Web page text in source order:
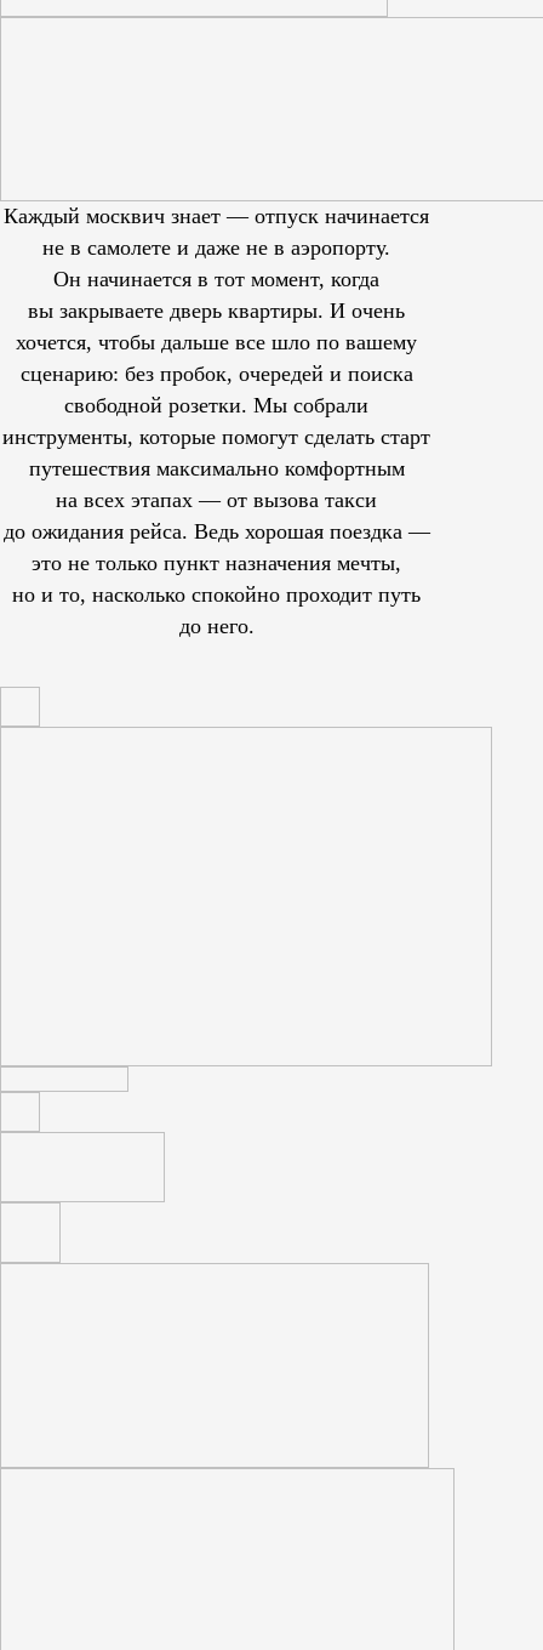
Каждый москвич знает — отпуск начинается
не в самолете и даже не в аэропорту.
Он начинается в тот момент, когда
вы закрываете дверь квартиры. И очень
хочется, чтобы дальше все шло по вашему
сценарию: без пробок, очередей и поиска
свободной розетки. Мы собрали
инструменты, которые помогут сделать старт
путешествия максимально комфортным
на всех этапах — от вызова такси
до ожидания рейса. Ведь хорошая поездка —
это не только пункт назначения мечты,
но и то, насколько спокойно проходит путь
до него.